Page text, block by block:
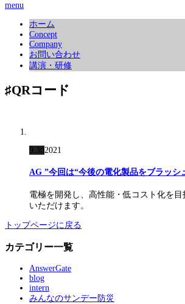
menu
ホーム
Concept
Company
お問い合わせ
講演・研修
♯QRコード
9.302021
AG ”今回は“今後の電化製品をブラッシ
電極を開発し、⾼性能・低コスト化を
いただけます。
トップページに戻る
カテゴリー一覧
AnswerGate
blog
intern
みんなのサンデー防災